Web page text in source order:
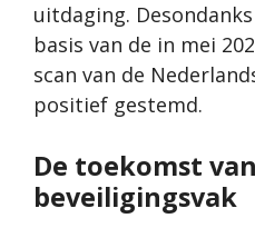
uitdaging.
basis van de in mei
scan van de
positief gestemd.
De toekomst
beveiligingsvak